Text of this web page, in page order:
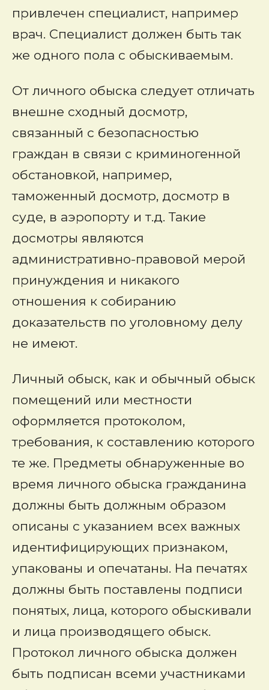
привлечен специалист, например
врач. Специалист должен быть так
же одного пола с обыскиваемым.
От личного обыска следует отличать
внешне сходный досмотр,
связанный с безопасностью
граждан в связи с криминогенной
обстановкой, например,
таможенный досмотр, досмотр в
суде, в аэропорту и т.д. Такие
досмотры являются
административно-правовой мерой
принуждения и никакого
отношения к собиранию
доказательств по уголовному делу
не имеют.
Личный обыск, как и обычный обыск
помещений или местности
оформляется протоколом,
требования, к составлению которого
те же. Предметы обнаруженные во
время личного обыска гражданина
должны быть должным образом
описаны с указанием всех важных
идентифицирующих признаком,
упакованы и опечатаны. На печатях
должны быть поставлены подписи
понятых, лица, которого обыскивали
и лица производящего обыск.
Протокол личного обыска должен
быть подписан всеми участниками